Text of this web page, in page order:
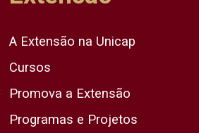
A Extensão na Unicap
Cursos
Promova a Extensão
Programas e Projetos